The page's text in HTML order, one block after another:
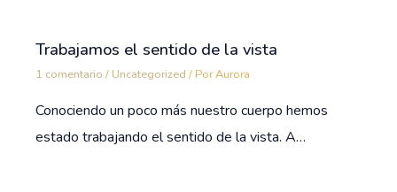
Trabajamos el sentido de la vista
1 comentario / Uncategorized / PorAurora
Conociendo un poco más nuestro cuerpo hemos
estado trabajando el sentido de la vista. A…